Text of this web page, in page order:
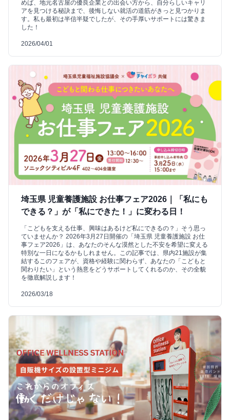
めば、地元名古屋の優良企業との出会い方から、自分らしいキャリ
アを見つける秘訣まで、後悔しない就活の道筋がきっと見つかりま
す。私も最初は半信半疑でしたが、その手厚いサポートには驚きま
した！
2026/04/01
埼玉県 児童養護施設 お仕事フェア2026｜「私にも
できる？」が「私にできた！」に変わる日！
「こどもを支える仕事、興味はあるけど私にできるの？」そう思っ
ていませんか？ 2026年3月27日開催の「埼玉県 児童養護施設 お仕
事フェア2026」は、あなたのそんな漠然とした不安を希望に変える
特別な一日になるかもしれません。この記事では、県内21施設が集
結するこのフェアが、資格や経験に関わらず、あなたの「こどもと
関わりたい」という熱意をどうサポートしてくれるのか、その全貌
を徹底解説します！
2026/03/18